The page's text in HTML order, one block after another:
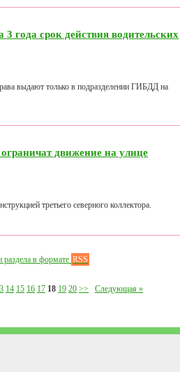
года срок действия водительских
выдают только в подразделении ГИБДД на
движение на улице
третьего северного коллектора.
раздела в формате RSS
14 15 16 17 18 19 20 >> Следующая »